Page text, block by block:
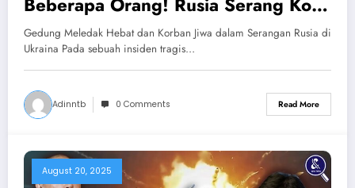
kota Ukraina Saat Zelensky Temui
Trump
Gedung Meledak Hebat dan Korban Jiwa dalam Serangan Rusia di
Ukraina Pada sebuah insiden tragis…
Adinntb 0 Comments Read More
August 20, 2025